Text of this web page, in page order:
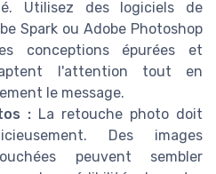
Utilisez des logiciels de
Spark ou Adobe Photoshop
conceptions épurées et
l'attention tout en
le message.
: La retouche photo doit
Des images
peuvent sembler